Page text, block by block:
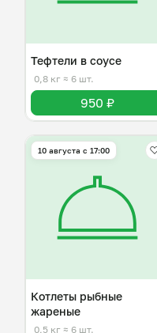
Тефтели в соусе
0,8 кг ≈ 6 шт.
950 ₽
10 августа с 17:00
Котлеты рыбные
жареные
0,5 кг ≈ 6 шт.